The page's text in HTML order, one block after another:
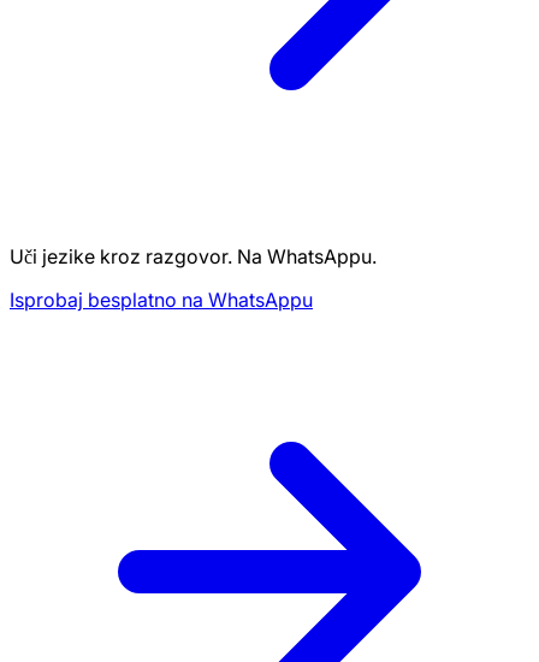
Uči jezike kroz razgovor. Na WhatsAppu.
Isprobaj besplatno na WhatsAppu